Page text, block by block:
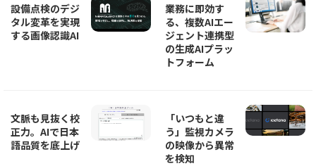
設備点検のデジ
タル変革を実現
する画像認識AI
業務に即効す
る、複数AIエー
ジェント連携型
の生成AIプラッ
トフォーム
文脈も見抜く校
正力。AIで日本
語品質を底上げ
「いつもと違
う」監視カメラ
の映像から異常
を検知